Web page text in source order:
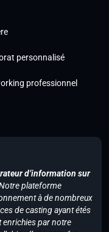
personnalisé
professionnel
d’information sur
plateforme
à de nombreux
de casting ayant étés
enrichies par notre